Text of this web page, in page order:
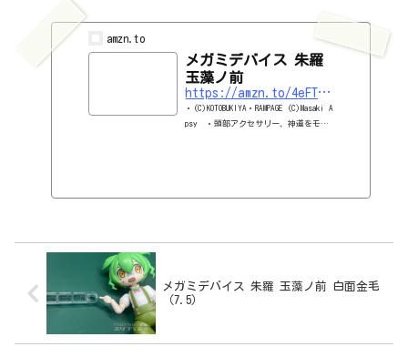
amzn.to
メガミデバイス 朱羅
玉藻ノ前
https://amzn.to/4eFTbhk
・(C)KOTOBUKIYA・RAMPAGE (C)Masaki A
psy ・頭部アクセサリー、神道をモチ
・素体モードの腕脚は褐色のスキンカ
メガミデバイス 朱羅 玉藻ノ前 白面金毛
（7.5）